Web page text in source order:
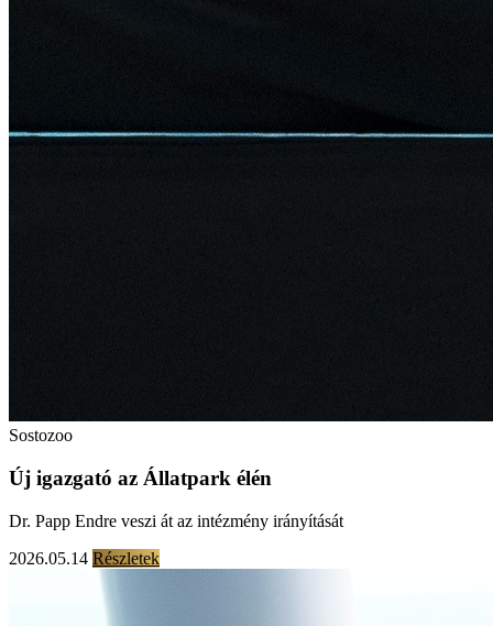
Sostozoo
Új igazgató az Állatpark élén
Dr. Papp Endre veszi át az intézmény irányítását
2026.05.14 Részletek